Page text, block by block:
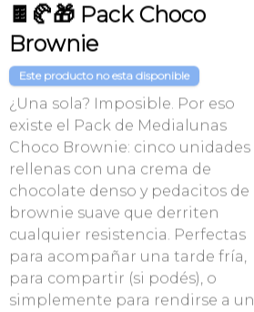
🍫🥐🎁 Pack Choco
Brownie
Este producto no esta disponible
¿Una sola? Imposible. Por eso
existe el Pack de Medialunas
Choco Brownie: cinco unidades
rellenas con una crema de
chocolate denso y pedacitos de
brownie suave que derriten
cualquier resistencia. Perfectas
para acompañar una tarde fría,
para compartir (si podés), o
simplemente para rendirse a un